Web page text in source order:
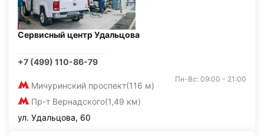
Сервисный центр Удальцова
+7 (499) 110-86-79
Мичуринский проспект(116 м)
Пр-т Вернадского(1,49 км)
Пн-Вс: 09:00 - 21:00
ул. Удальцова, 60